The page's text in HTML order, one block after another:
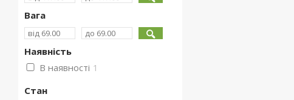
Вага
Наявність
В наявності 1
Стан